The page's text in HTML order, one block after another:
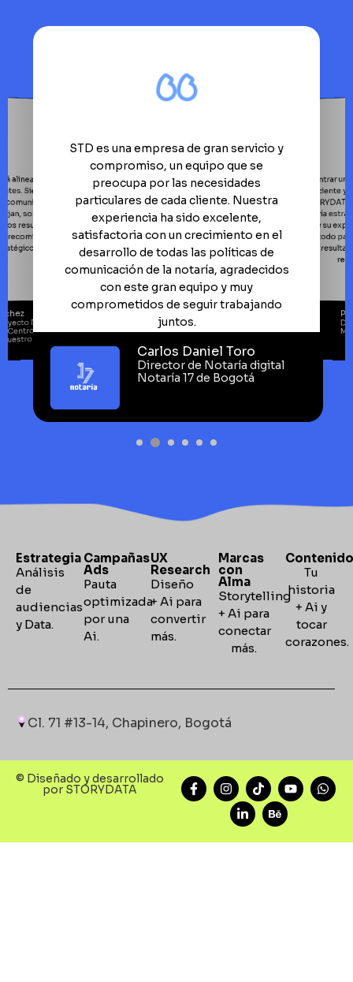
alineado a las
clientes. Siempre
la comunicación
son muy
resultados
recomiendo
digital.
Notaría 17
- Centro
Bogotá
STD es una empresa de gran servicio y
compromiso, un equipo que se
preocupa por las necesidades
particulares de cada cliente. Nuestra
experiencia ha sido excelente,
satisfactoria con un crecimiento en el
desarrollo de todas las políticas de
comunicación de la notaría, agradecidos
con este gran equipo y muy
comprometidos de seguir trabajando
juntos.
Carlos Daniel Toro
Director de Notaría digital
Notaría 17 de Bogotá
Encontrar
eficiente
asesoría
data y su
tienen todo
de los
Estrategia
Análisis
de
audiencias
y Data.
Campañas
Ads
Pauta
optimizada
por una
Ai.
UX
Research
Diseño
+ Ai para
convertir
más.
Marcas
con
Alma
Storytelling
+Ai para
conectar
más.
Tu
historia
+ Ai y
tocar
Cl. 71 #13-14, Chapinero, Bogotá
© Diseñado y desarrollado
por STORYDATA